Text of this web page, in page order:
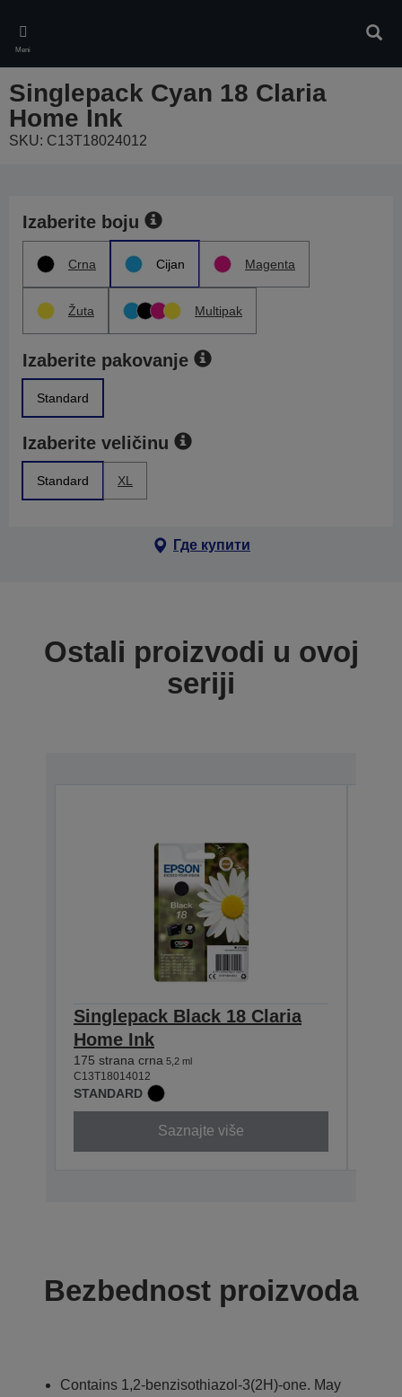
main
content
Meni
Singlepack Cyan 18 Claria
Home Ink
SKU: C13T18024012
Izaberite boju
Crna Cijan Magenta
Žuta Multipak
Izaberite pakovanje
Standard
Izaberite veličinu
Standard XL
Где купити
Ostali proizvodi u ovoj
seriji
Singlepack Black 18 Claria
Home Ink
175 strana crna 5,2 ml
C13T18014012
STANDARD
Saznajte više
Bezbednost proizvoda
Contains 1,2-benzisothiazol-3(2H)-one. May